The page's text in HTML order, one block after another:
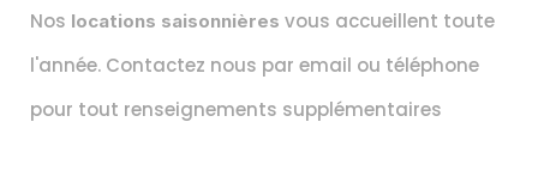
Nos locations saisonnières vous accueillent toute
l'année. Contactez nous par email ou téléphone
pour tout renseignements supplémentaires